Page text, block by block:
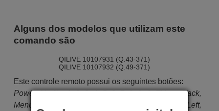
Alguns dos modelos que utilizam este
comando são
QILIVE 10107931 (Q.43-371)
QILIVE 10107932 (Q.49-371)
Este controle remoto possui os seguintes botões:
Power, Netflix, 1, 2, 3, 4, 5, 6, 7, 8, 9, 0, TV, ↔, Back,
Menu, Internet, Vol+, Vol-, P+, P-, Ok, Up, Down, Left,